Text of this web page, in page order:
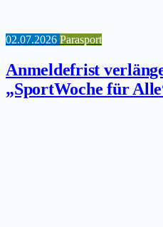
02.07.2026 Parasport
Anmeldefrist
„SportWoche für